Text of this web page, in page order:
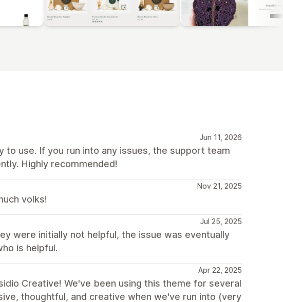
Jun 11, 2026
use. If you run into any issues, the support team
Highly recommended!
Nov 21, 2025
volks!
Jul 25, 2025
were initially not helpful, the issue was eventually
is helpful.
Apr 22, 2025
Creative! We've been using this theme for several
thoughtful, and creative when we've run into (very